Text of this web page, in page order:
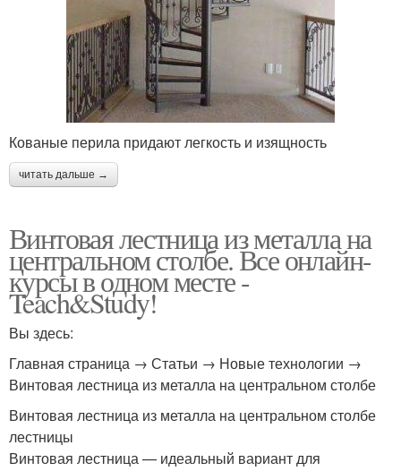
Кованые перила придают легкость и изящность
читать дальше →
Винтовая лестница из металла на
центральном столбе. Все онлайн-
курсы в одном месте -
Teach&Study!
Вы здесь:
Главная страница → Статьи → Новые технологии →
Винтовая лестница из металла на центральном столбе
Винтовая лестница из металла на центральном столбе
лестницы
Винтовая лестница — идеальный вариант для